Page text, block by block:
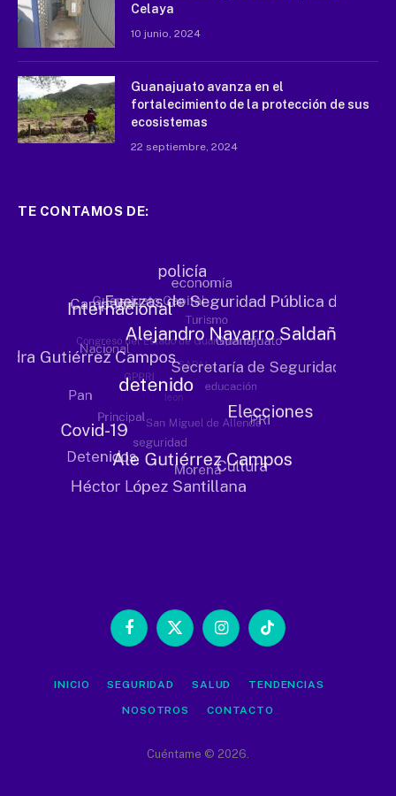
Celaya
10 junio, 2024
Guanajuato avanza en el
fortalecimiento de la protección de sus
ecosistemas
22 septiembre, 2024
TE CONTAMOS DE:
Facebook
X
InstagramTikTok
INICIO SEGURIDAD SALUD TENDENCIAS
NOSOTROS CONTACTO
Cuéntame © 2026.